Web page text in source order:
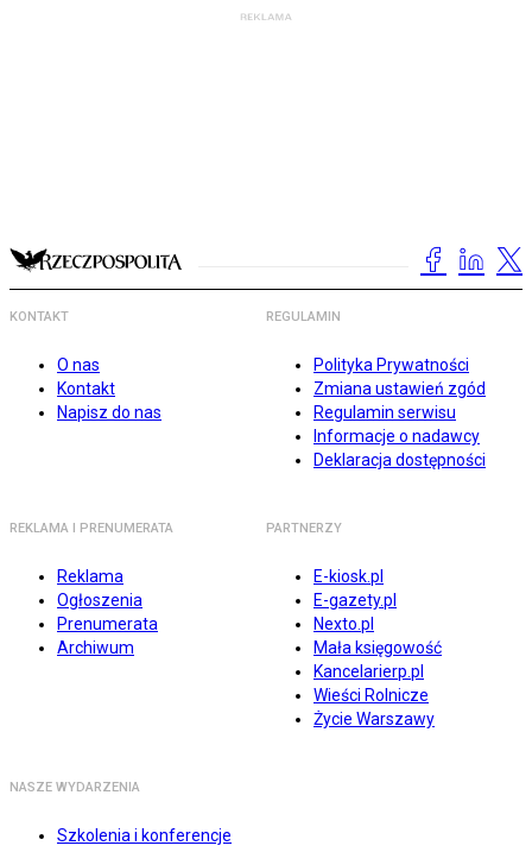
KONTAKT
O nas
Kontakt
Napisz do nas
REGULAMIN
Polityka Prywatności
Zmiana ustawień zgód
Regulamin serwisu
Informacje o nadawcy
Deklaracja dostępności
REKLAMA I PRENUMERATA
Reklama
Ogłoszenia
Prenumerata
Archiwum
PARTNERZY
E-kiosk.pl
E-gazety.pl
Nexto.pl
Mała księgowość
Kancelarierp.pl
Wieści Rolnicze
Życie Warszawy
NASZE WYDARZENIA
Szkolenia i konferencje